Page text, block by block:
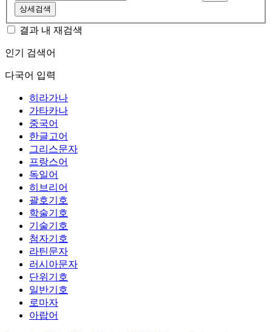
상세검색
결과 내 재검색
인기 검색어
다국어 입력
히라가나
가타카나
중국어
한글고어
그리스문자
프랑스어
독일어
히브리어
괄호기호
학술기호
기술기호
첨자기호
라틴문자
러시아문자
단위기호
일반기호
로마자
아랍어